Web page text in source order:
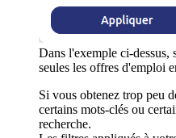
Dans l'exemple ci-
seules les offres d'emploi
Si vous obtenez trop peu
certains mots-clés ou
recherche.